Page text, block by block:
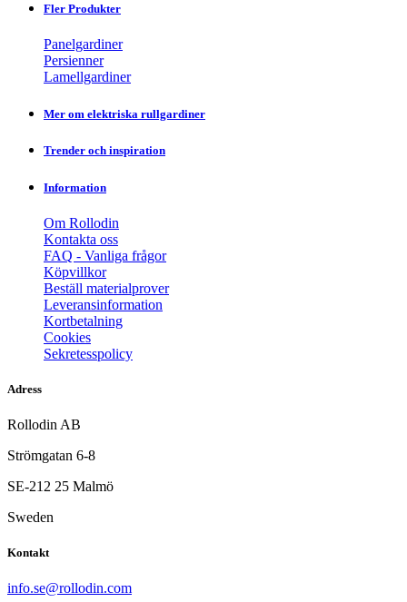
Fler Produkter
Panelgardiner
Persienner
Lamellgardiner
Mer om elektriska rullgardiner
Trender och inspiration
Information
Om Rollodin
Kontakta oss
FAQ - Vanliga frågor
Köpvillkor
Beställ materialprover
Leveransinformation
Kortbetalning
Cookies
Sekretesspolicy
Adress
Rollodin AB
Strömgatan 6-8
SE-212 25 Malmö
Sweden
Kontakt
info.se@rollodin.com